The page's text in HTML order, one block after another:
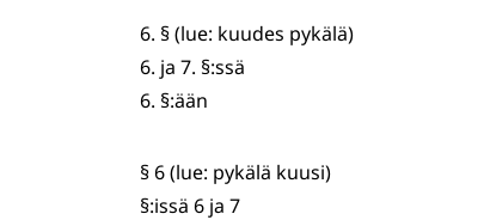
6. § (lue: kuudes pykälä)
6. ja 7. §:ssä
6. §:ään
§ 6 (lue: pykälä kuusi)
§:issä 6 ja 7